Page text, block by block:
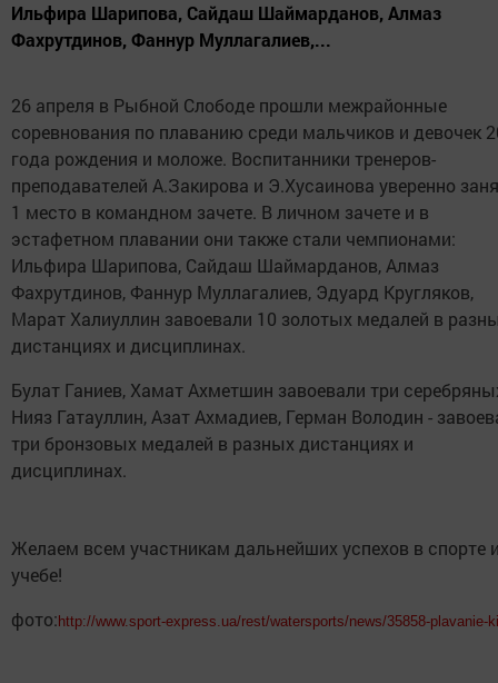
Ильфира Шарипова, Сайдаш Шаймарданов, Алмаз
Фахрутдинов, Фаннур Муллагалиев,...
26 апреля в Рыбной Слободе прошли межрайонные
соревнования по плаванию среди мальчиков и девочек
года рождения и моложе. Воспитанники тренеров-
преподавателей А.Закирова и Э.Хусаинова уверенно
1 место в командном зачете. В личном зачете и в
эстафетном плавании они также стали чемпионами:
Ильфира Шарипова, Сайдаш Шаймарданов, Алмаз
Фахрутдинов, Фаннур Муллагалиев, Эдуард Кругляков,
Марат Халиуллин завоевали 10 золотых медалей в
дистанциях и дисциплинах.
Булат Ганиев, Хамат Ахметшин завоевали три
Нияз Гатауллин, Азат Ахмадиев, Герман Володин -
три бронзовых медалей в разных дистанциях и
дисциплинах.
Желаем всем участникам дальнейших успехов в спорте
учебе!
фото: http://www.sport-express.ua/rest/watersports/news/35858-